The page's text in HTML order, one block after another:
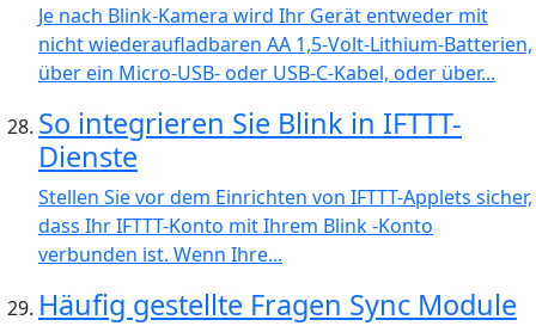
Je nach Blink-Kamera wird Ihr Gerät entweder mit
nicht wiederaufladbaren AA 1,5-Volt-Lithium-Batterien,
über ein Micro-USB- oder USB-C-Kabel, oder über...
So integrieren Sie Blink in IFTTT-
Dienste
Stellen Sie vor dem Einrichten von IFTTT-Applets sicher,
dass Ihr IFTTT-Konto mit Ihrem Blink -Konto
verbunden ist. Wenn Ihre...
Häufig gestellte Fragen Sync Module